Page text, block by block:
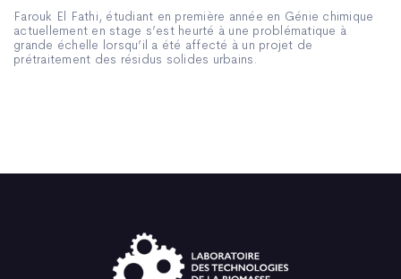
Farouk El Fathi, étudiant en première année en Génie chimique
actuellement en stage s’est heurté à une problématique à
grande échelle lorsqu’il a été affecté à un projet de
prétraitement des résidus solides urbains.